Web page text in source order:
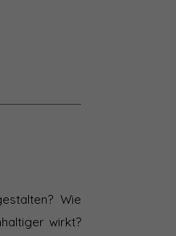
Wie
wirkt?